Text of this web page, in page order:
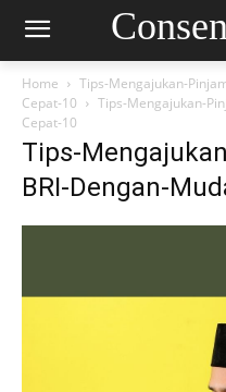
Home
Tips-Mengajukan-
Cepat-10
Tips-Mengajukan-
Cepat-10
Tips-
BRI-Dengan-